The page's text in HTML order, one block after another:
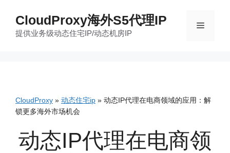
CloudProxy海外S5代理IP
提供业务级动态住宅IP/动态机房IP
菜
CloudProxy » 动态住宅ip » 动态IP代理在电商领域的应用：解
锁更多海外市场机会
动态IP代理在电商领